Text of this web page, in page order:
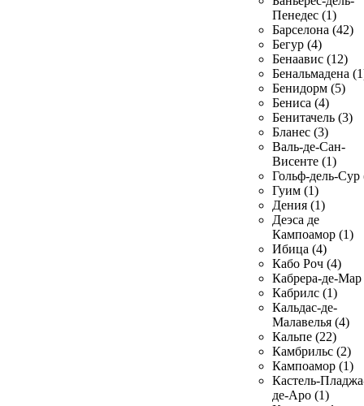
Пенедес (1)
Барселона (42)
Бегур (4)
Бенаавис (12)
Бенальмадена
Бенидорм (5)
Бениса (4)
Бенитачель (3)
Бланес (3)
Валь-де-Сан-
Висенте (1)
Гольф-дель-Сур
Гуим (1)
Дения (1)
Деэса де
Кампоамор (1)
Ибица (4)
Кабо Роч (4)
Кабрера-де-Мар
Кабрилс (1)
Кальдас-де-
Малавелья (4)
Кальпе (22)
Камбрильс (2)
Кампоамор (1)
Кастель-
де-Аро (1)